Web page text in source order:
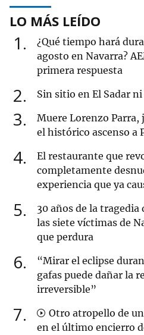
LO MÁS LEÍDO
1
¿Qué tiempo hará
agosto en Navarra?
primera respuesta
2 Sin sitio en El Sadar
3
Muere Lorenzo Parra,
el histórico ascenso a
4
El restaurante que
completamente
experiencia que ya
5
30 años de la tragedia
las siete víctimas de
que perdura
6
“Mirar el eclipse
gafas puede dañar la
irreversible”
7
Otro atropello de
en el último encierro